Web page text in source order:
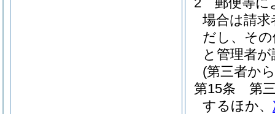
場合は請
だし、そ
と管理者
(第三者か
第15条
第
するほか、